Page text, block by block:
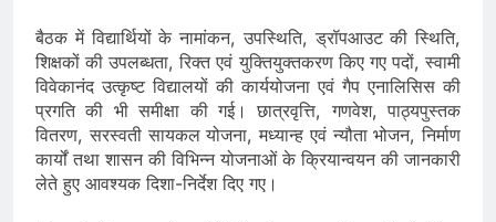
बैठक में विद्यार्थियों के नामांकन, उपस्थिति, ड्रॉपआउट की स्थिति,
शिक्षकों की उपलब्धता, रिक्त एवं युक्तियुक्तकरण किए गए पदों, स्वामी
विवेकानंद उत्कृष्ट विद्यालयों की कार्ययोजना एवं गैप एनालिसिस की
प्रगति की भी समीक्षा की गई। छात्रवृत्ति, गणवेश, पाठ्यपुस्तक
वितरण, सरस्वती सायकल योजना, मध्यान्ह एवं न्यौता भोजन, निर्माण
कार्यों तथा शासन की विभिन्न योजनाओं के क्रियान्वयन की जानकारी
लेते हुए आवश्यक दिशा-निर्देश दिए गए।